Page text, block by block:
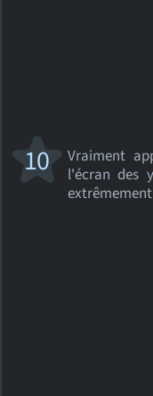
Vraiment
l'écran des
extrêmement
10